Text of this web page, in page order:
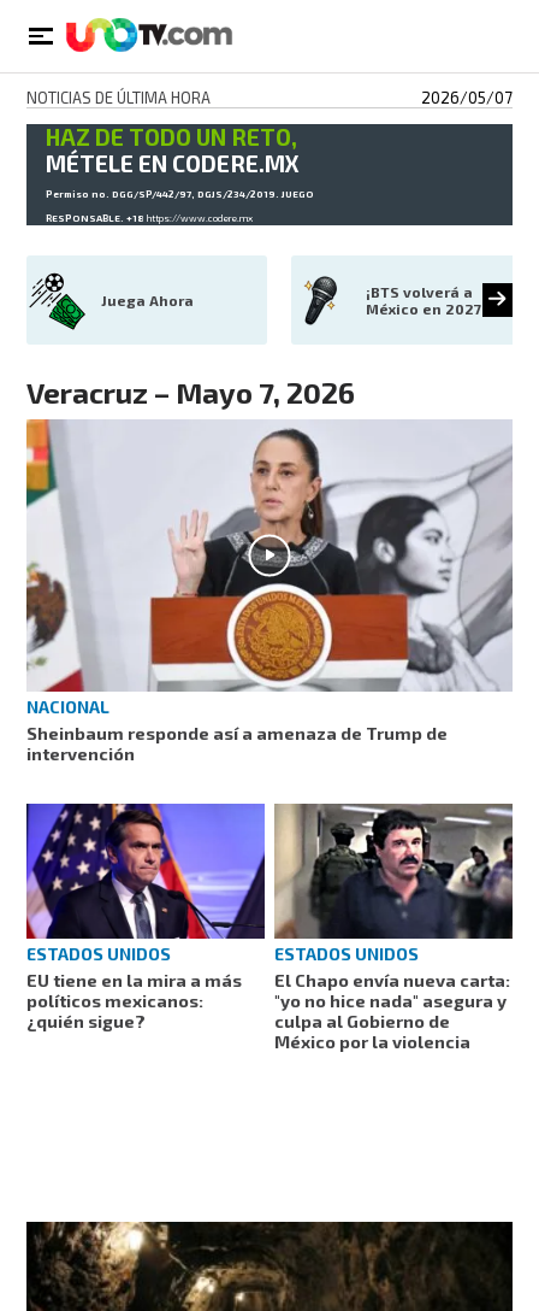
NOTICIAS DE ÚLTIMA HORA 2026/05/07
HAZ DE TODO UN RETO,
MÉTELE EN CODERE.MX
Permiso no. DGG/SP/442/97, DGJS/234/2019. JUEGO
RESPONSABLE. +18https://www.codere.mx
Juega Ahora
¡BTS volverá a
México en 2027!
Veracruz – Mayo 7, 2026
NACIONAL
Sheinbaum responde así a amenaza de Trump de
intervención
ESTADOS UNIDOS
EU tiene en la mira a más
políticos mexicanos:
¿quién sigue?
ESTADOS UNIDOS
El Chapo envía nueva carta:
"yo no hice nada" asegura y
culpa al Gobierno de
México por la violencia